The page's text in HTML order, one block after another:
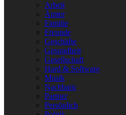
Arbeit
Ämter
Familie
Freunde
Geschäfte
Gesundheit
Gesellschaft
Hard & Software
Musik
Nachbarn
Partner
Persönlich